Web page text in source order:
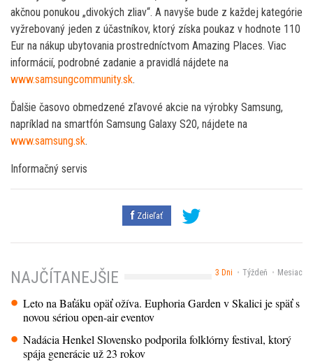
akčnou ponukou „divokých zliav“. A navyše bude z každej kategórie
vyžrebovaný jeden z účastníkov, ktorý získa poukaz v hodnote 110
Eur na nákup ubytovania prostredníctvom Amazing Places. Viac
informácií, podrobné zadanie a pravidlá nájdete na
www.samsungcommunity.sk.
Ďalšie časovo obmedzené zľavové akcie na výrobky Samsung,
napríklad na smartfón Samsung Galaxy S20, nájdete na
www.samsung.sk.
Informačný servis
Zdieľať
3 Dni Týždeň Mesiac
NAJČÍTANEJŠIE
Leto na Baťáku opäť ožíva. Euphoria Garden v Skalici je späť s
novou sériou open-air eventov
Nadácia Henkel Slovensko podporila folklórny festival, ktorý
spája generácie už 23 rokov